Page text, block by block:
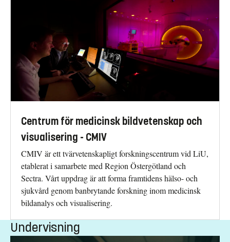
Centrum för medicinsk bildvetenskap och
visualisering - CMIV
CMIV är ett tvärvetenskapligt forskningscentrum vid LiU,
etablerat i samarbete med Region Östergötland och
Sectra. Vårt uppdrag är att forma framtidens hälso- och
sjukvård genom banbrytande forskning inom medicinsk
bildanalys och visualisering.
Undervisning